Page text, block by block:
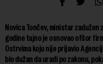
Novica Tončev, ministar
godine tajno je osnovao ofšor
Ostrvima koju nije prijavio
bio dužan da uradi po zakonu,